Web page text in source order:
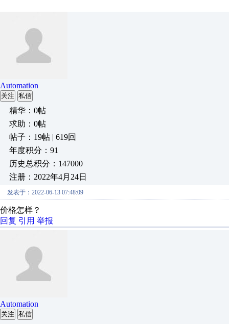
Automation
关注 私信
精华：0帖
求助：0帖
帖子：19帖 | 619回
年度积分：91
历史总积分：147000
注册：2022年4月24日
发表于：2022-06-13 07:48:09
价格怎样？
回复 引用 举报
Automation
关注 私信